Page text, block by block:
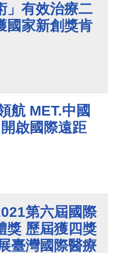
」有效治療二
家新創獎肯
航 MET.中國
啟國際遠距
第六屆國際
獎 歷屆獲四獎
臺灣國際醫療